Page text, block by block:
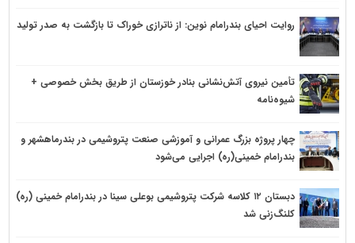
روایت احیای بندرامام نوین: از ناترازی خوراک تا بازگشت به صدر تولید
تأمین نیروی آتش‌نشانی بنادر خوزستان از طریق بخش خصوصی +
شیوه‌نامه
چهار پروژه بزرگ عمرانی و آموزشی صنعت پتروشیمی در بندرماهشهر و
بندرامام خمینی(ره) اجرایی می‌شود
دبستان ۱۲ کلاسه شرکت پتروشیمی بوعلی سینا در بندرامام خمینی (ره)
کلنگ‌زنی شد